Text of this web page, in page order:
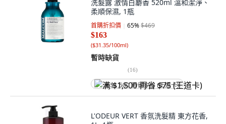
洗髮露 激情白麝香 520ml 溫和潔淨、
柔順保濕, 1瓶
首購折扣價 65%$469
$163
($31.35/100ml)
暫時缺貨
(16)
满 $1,500 再省 $75 (王道卡)
L'ODEUR VERT 香氛洗髮精 東方花香,